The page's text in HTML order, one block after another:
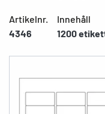
Artikelnr.
4346
Innehåll
1200